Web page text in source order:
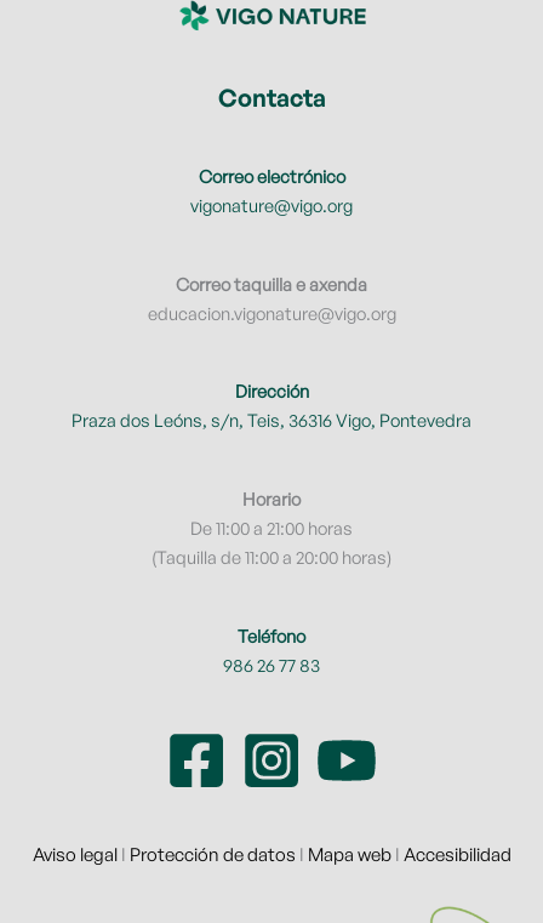
Contacta
Correo electrónico
vigonature@vigo.org
Correo taquilla e axenda
educacion.vigonature@vigo.org
Dirección
Praza dos Leóns, s/n, Teis, 36316 Vigo, Pontevedra
Horario
De 11:00 a 21:00 horas
(Taquilla de 11:00 a 20:00 horas)
Teléfono
986 26 77 83
Aviso legal I Protección de datos I Mapa webI Accesibilidad